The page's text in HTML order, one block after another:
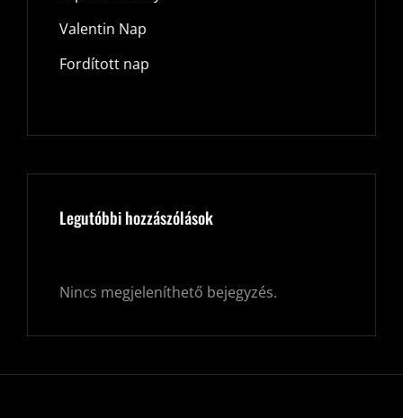
Valentin Nap
Fordított nap
Legutóbbi hozzászólások
Nincs megjeleníthető bejegyzés.